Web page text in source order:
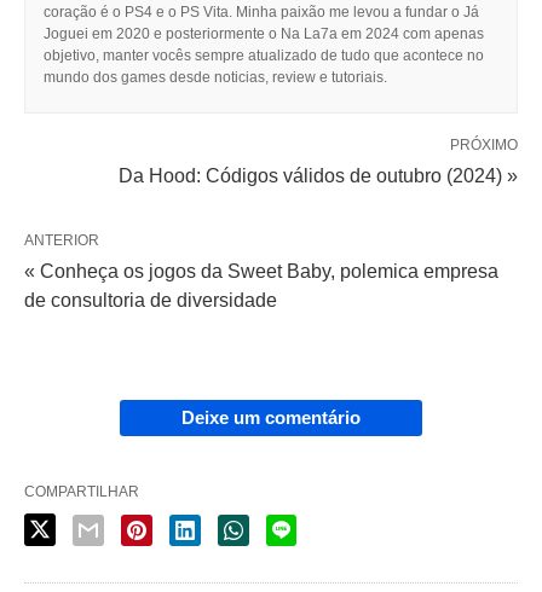
coração é o PS4 e o PS Vita. Minha paixão me levou a fundar o Já
Joguei em 2020 e posteriormente o Na La7a em 2024 com apenas
objetivo, manter vocês sempre atualizado de tudo que acontece no
mundo dos games desde noticias, review e tutoriais.
PRÓXIMO
Da Hood: Códigos válidos de outubro (2024) »
ANTERIOR
« Conheça os jogos da Sweet Baby, polemica empresa
de consultoria de diversidade
Deixe um comentário
COMPARTILHAR